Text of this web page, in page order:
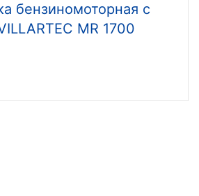
бензиномоторная с
MR 1700